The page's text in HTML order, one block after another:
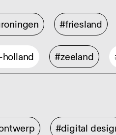
#friesland
#zeeland
#digital